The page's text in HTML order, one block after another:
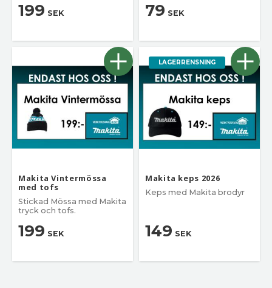
199 SEK 79 SEK
Makita Vintermössa
med tofs
Stickad Mössa med Makita
tryck och tofs.
199 SEK
Makita keps 2026
Keps med Makita brodyr
149 SEK
LAGERRENSNING